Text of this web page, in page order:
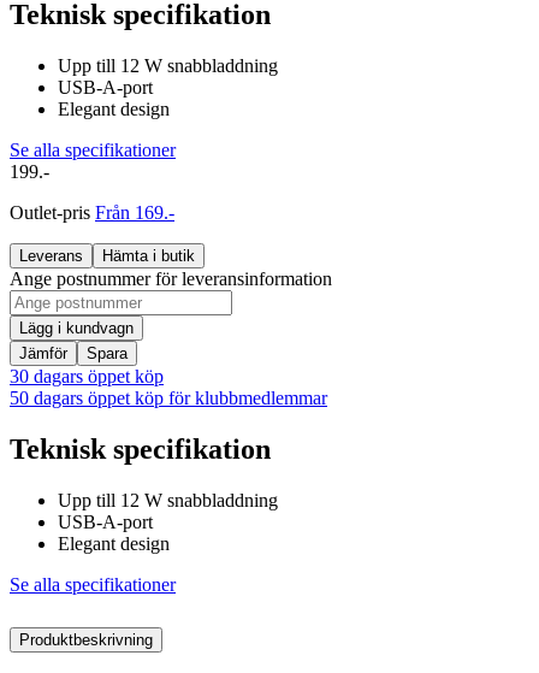
Teknisk specifikation
Upp till 12 W snabbladdning
USB-A-port
Elegant design
Se alla specifikationer
199.-
Outlet-pris Från 169.-
Leverans Hämta i butik
Ange postnummer för leveransinformation
Lägg i kundvagn
Jämför
Spara
30 dagars öppet köp
50 dagars öppet köp för klubbmedlemmar
Teknisk specifikation
Upp till 12 W snabbladdning
USB-A-port
Elegant design
Se alla specifikationer
Produktbeskrivning